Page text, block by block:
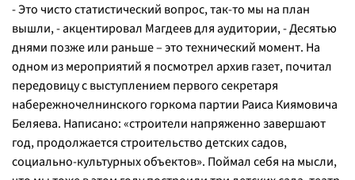
-Это чисто статистический вопрос, так-то мы на план
вышли,- акцентировал Магдеев для аудитории, -Десятью
днями позже или раньше – это технический момент. На
одном из мероприятий я посмотрел архив газет, почитал
передовицу с выступлением первого секретаря
набережночелнинского горкома партии Раиса Киямовича
Беляева. Написано: «строители напряженно завершают
год, продолжается строительство детских садов,
социально-культурных объектов». Поймал себя на мысли,